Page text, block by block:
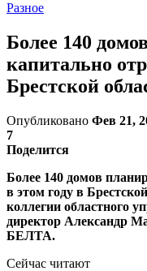
Разное
Более 140
капитально
Брестской
Опубликовано Фев 21,
7
Поделится
Более 140 домов
в этом году в
коллегии областного
директор Александр
БЕЛТА.
Сейчас читают